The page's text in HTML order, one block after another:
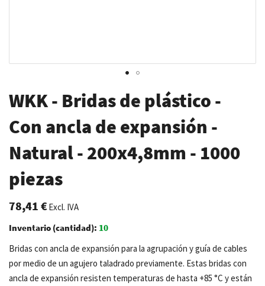
al
comienzo
de
la
galería
de
imágenes
WKK - Bridas de plástico -
Con ancla de expansión -
Natural - 200x4,8mm - 1000
piezas
78,41 €Excl. IVA
Inventario (cantidad): 10
Bridas con ancla de expansión para la agrupación y guía de cables
por medio de un agujero taladrado previamente. Estas bridas con
ancla de expansión resisten temperaturas de hasta +85 °C y están